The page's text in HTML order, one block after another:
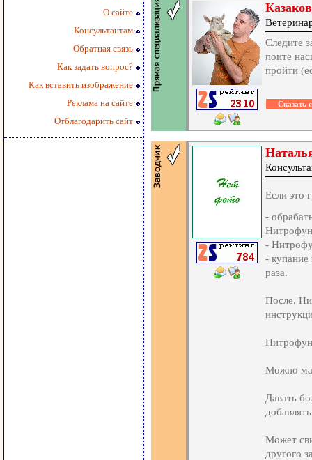
О сайте
Консультантам
Обратная связь
Как задать вопрос?
Как вставить изображение
Реклама на сайте
Отблагодарить сайт
Следите
поите
пройти
Если это
-
-
-
раза.
После.
Можно
Давать
Может
другого